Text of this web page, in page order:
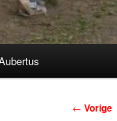
← Vorige